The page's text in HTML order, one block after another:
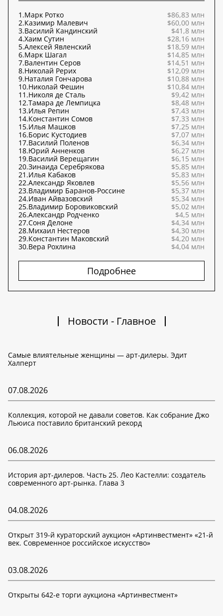
1.Марк Ротко
$86,83 млн
2.Казимир Малевич
$60,00 млн
3.Василий Кандинский
$41,8 млн
4.Хаим Сутин
$28,16 млн
5.Алексей Явленский
$18,59 млн
6.Марк Шагал
$14,85 млн
7.Валентин Серов
$14,51 млн
8.Николай Рерих
$12,09 млн
9.Наталия Гончарова
$10,88 млн
10.Николай Фешин
$10,84 млн
11.Николя де Сталь
$9,42 млн
12.Тамара де Лемпицка
$8,48 млн
13.Илья Репин
$7,43 млн
14.Константин Сомов
$7,33 млн
15.Илья Машков
$7,25 млн
16.Борис Кустодиев
$7,07 млн
17.Василий Поленов
$6,34 млн
18.Юрий Анненков
$6,27 млн
19.Василий Верещагин
$6,15 млн
20.Зинаида Серебрякова
$5,85 млн
21.Илья Кабаков
$5,83 млн
22.Александр Яковлев
$5,56 млн
23.Владимир Баранов-Россине
$5,37 млн
24.Иван Айвазовский
$5,34 млн
25.Владимир Боровиковский
$5,02 млн
26.Александр Родченко
$4,5 млн
27.Соня Делоне
$4,34 млн
28.Михаил Нестеров
$4,30 млн
29.Константин Маковский
$4,20 млн
30.Вера Рохлина $4,04 млн
Подробнее
Новости - Главное
Самые влиятельные женщины — арт-дилеры. Эдит
Халперт
07.08.2026
Коллекция, которой не давали советов. Как собрание Джо
Льюиса поставило британский рекорд
06.08.2026
История арт-дилеров. Часть 25. Лео Кастелли: создатель
современного арт-рынка. Глава 3
04.08.2026
Открыт 319-й кураторский аукцион «Артинвестмент» «21-й
век. Современное российское искусство»
03.08.2026
Открыты 642-е торги аукциона «Артинвестмент»